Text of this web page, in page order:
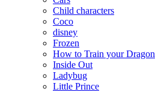
Child characters
Coco
disney
Frozen
How to Train your Dragon
Inside Out
Ladybug
Little Prince